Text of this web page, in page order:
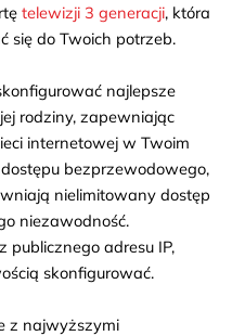
telewizji 3 generacji, która
się do Twoich potrzeb.
najlepsze
rodziny, zapewniając
internetowej w Twoim
bezprzewodowego,
nielimitowany dostęp
niezawodność.
publicznego adresu IP,
skonfigurować.
z najwyższymi